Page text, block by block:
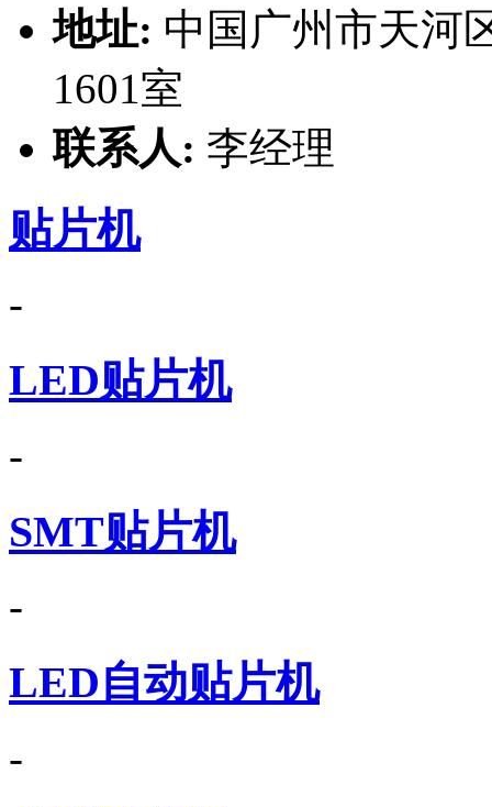
地址: 中国广州市天河
1601室
联系人: 李经理
贴片机
-
LED贴片机
-
SMT贴片机
-
LED自动贴片机
-